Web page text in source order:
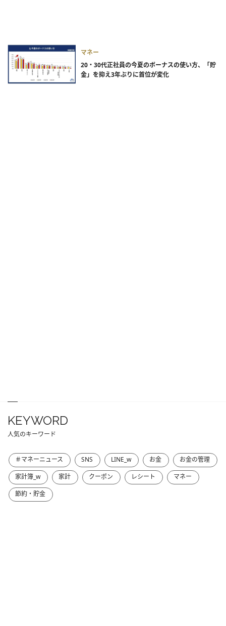
マネー
20・30代正社員の今夏のボーナスの使い方、「貯
金」を抑え3年ぶりに首位が変化
KEYWORD
人気のキーワード
＃マネーニュース SNS LINE_w お金
お金の管理
家計簿_w
家計 クーポン レシート
マネー
節約・貯金